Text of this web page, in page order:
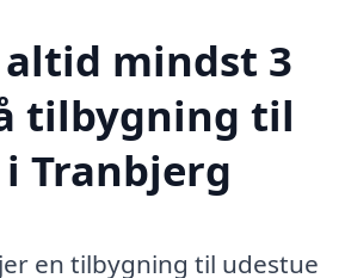
mindst 3
tilbygning til
Tranbjerg
en tilbygning til udestue